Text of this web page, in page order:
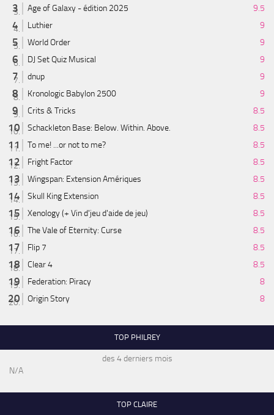
Age of Galaxy - édition 2025
9.5
Luthier
9
World Order
9
DJ Set Quiz Musical
9
dnup
9
Kronologic Babylon 2500
9
Crits & Tricks
8.5
Schackleton Base: Below. Within. Above.
8.5
To me! ...or not to me?
8.5
Fright Factor
8.5
Wingspan: Extension Amériques
8.5
Skull King Extension
8.5
Xenology (+ Vin d'jeu d'aide de jeu)
8.5
The Vale of Eternity: Curse
8.5
Flip 7
8.5
Clear 4
8.5
Federation: Piracy
8
Origin Story
8
TOP PHILREY
des 4 derniers mois
N/A
TOP CLAIRE